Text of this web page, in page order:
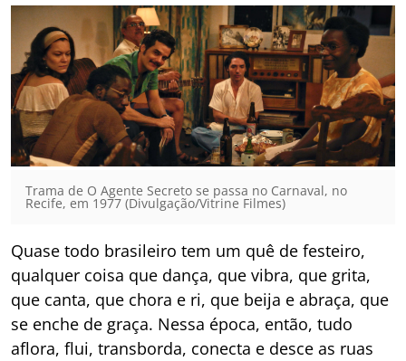
Trama de O Agente Secreto se passa no Carnaval, no
Recife, em 1977 (Divulgação/Vitrine Filmes)
Quase todo brasileiro tem um quê de festeiro,
qualquer coisa que dança, que vibra, que grita,
que canta, que chora e ri, que beija e abraça, que
se enche de graça. Nessa época, então, tudo
aflora, flui, transborda, conecta e desce as ruas